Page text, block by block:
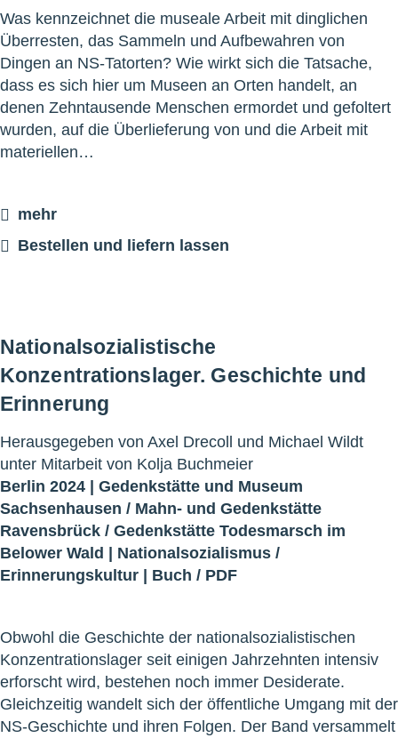
Was kennzeichnet die museale Arbeit mit dinglichen
Überresten, das Sammeln und Aufbewahren von
Dingen an NS-Tatorten? Wie wirkt sich die Tatsache,
dass es sich hier um Museen an Orten handelt, an
denen Zehntausende Menschen ermordet und gefoltert
wurden, auf die Überlieferung von und die Arbeit mit
materiellen…
mehr
Bestellen und liefern lassen
Nationalsozialistische
Konzentrationslager. Geschichte und
Erinnerung
Herausgegeben von Axel Drecoll und Michael Wildt
unter Mitarbeit von Kolja Buchmeier
Berlin 2024 | Gedenkstätte und Museum
Sachsenhausen / Mahn- und Gedenkstätte
Ravensbrück / Gedenkstätte Todesmarsch im
Belower Wald | Nationalsozialismus /
Erinnerungskultur | Buch / PDF
Obwohl die Geschichte der nationalsozialistischen
Konzentrationslager seit einigen Jahrzehnten intensiv
erforscht wird, bestehen noch immer Desiderate.
Gleichzeitig wandelt sich der öffentliche Umgang mit der
NS-Geschichte und ihren Folgen. Der Band versammelt